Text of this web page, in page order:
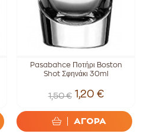
Pasabahce Ποτήρι Boston
Shot Σφηνάκι 30ml
1,50 € 1,20 €
ΑΓΟΡΑ